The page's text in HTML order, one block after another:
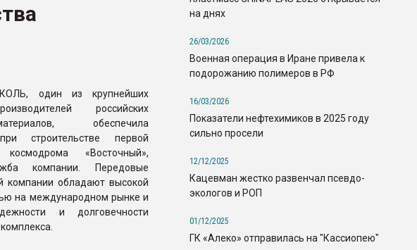
один из крупнейших
российских
обеспечила
строительстве первой
«Восточный»,
компании. Передовые
компании обладают высокой
на международном рынке и
и долговечности
на днях
26/03/2026
Военная операция в Иране привела к
подорожанию полимеров в РФ
16/03/2026
Показатели нефтехимиков в 2025 году
сильно просели
12/12/2025
Кацевман жестко развенчал псевдо-
экологов и РОП
01/12/2025
ГК «Алеко» отправилась на "Кассиопею"